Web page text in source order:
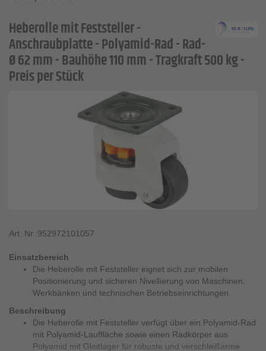
Heberolle mit Feststeller -
Anschraubplatte - Polyamid-Rad - Rad-
Ø 62 mm - Bauhöhe 110 mm - Tragkraft 500 kg -
Preis per Stück
Art. Nr.:952972101057
Einsatzbereich
Die Heberolle mit Feststeller eignet sich zur mobilen
Positionierung und sicheren Nivellierung von Maschinen,
Werkbänken und technischen Betriebseinrichtungen.
Beschreibung
Die Heberolle mit Feststeller verfügt über ein Polyamid-Rad
mit Polyamid-Lauffläche sowie einen Radkörper aus
Polyamid mit Gleitlager für robuste und verschleißarme